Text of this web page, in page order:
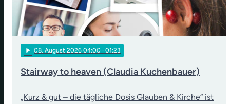
play_arrow 08. August 2026 04:00 · 01:23
Stairway to heaven (Claudia Kuchenbauer)
„Kurz & gut – die tägliche Dosis Glauben & Kirche“ ist